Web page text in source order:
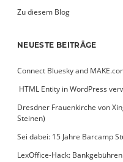
Zu diesem Blog
NEUESTE BEITRÄGE
Connect Bluesky and
HTML Entity in WordPress
Dresdner Frauenkirche von
Steinen)
Sei dabei: 15 Jahre Barcamp
LexOffice-Hack: